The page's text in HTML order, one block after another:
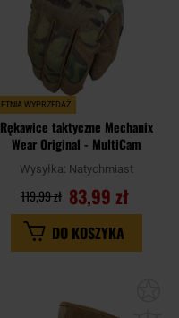
LETNIA WYPRZEDAŻ
Rękawice taktyczne Mechanix
Wear Original - MultiCam
Wysyłka: Natychmiast
83,99 zł
119,99 zł
DO KOSZYKA